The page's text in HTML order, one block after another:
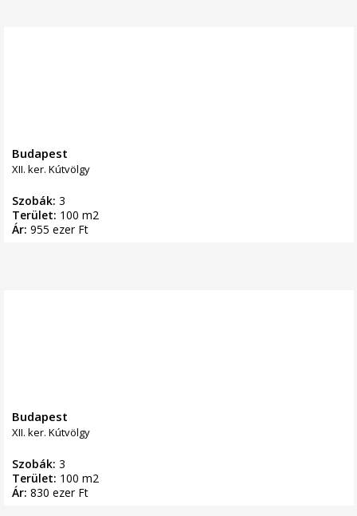
Budapest
XII. ker. Kútvölgy
Szobák: 3
Terület: 100 m2
Ár: 955 ezer Ft
Budapest
XII. ker. Kútvölgy
Szobák: 3
Terület: 100 m2
Ár: 830 ezer Ft